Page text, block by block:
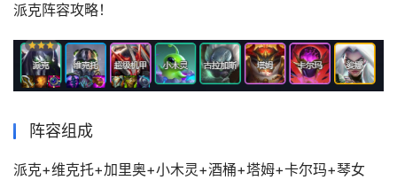
派克阵容攻略！
阵容组成
派克+维克托+加里奥+小木灵+酒桶+塔姆+卡尔玛+琴女